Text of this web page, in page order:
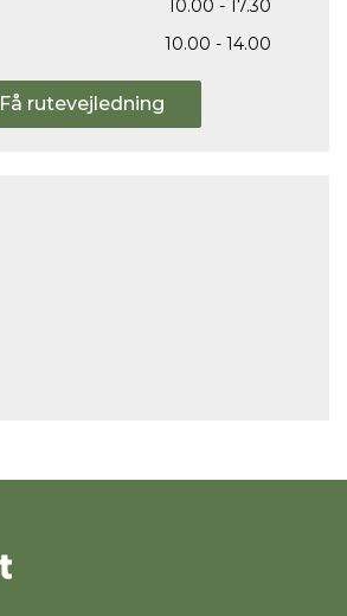
10.00 - 17.30
10.00 - 14.00
Få rutevejledning